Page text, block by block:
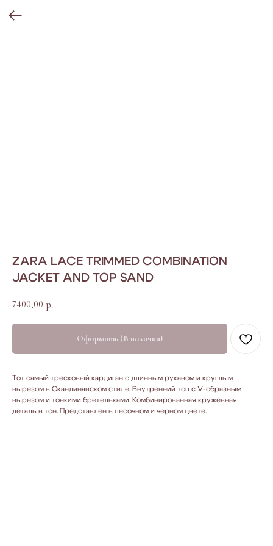
ZARA LACE TRIMMED COMBINATION
JACKET AND TOP SAND
7400,00 р.
Оформить (В наличии)
Тот самый тресковый кардиган с длинным рукавом и круглым
вырезом в Скандинавском стиле. Внутренний топ с V-образным
вырезом и тонкими бретельками. Комбинированная кружевная
деталь в тон. Представлен в песочном и черном цвете.